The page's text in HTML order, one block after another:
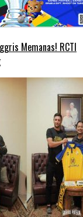
Memanas! RCTI